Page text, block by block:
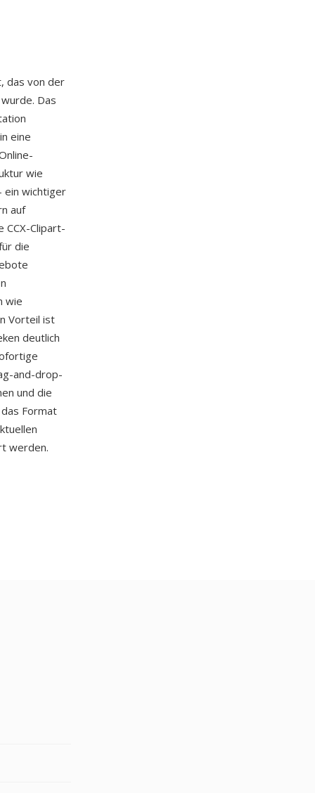
das von der
Das
eine
wie
ein wichtiger
auf
Clipart-
die
wie
Vorteil ist
deutlich
and-drop-
und die
Format
werden.